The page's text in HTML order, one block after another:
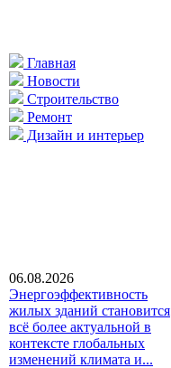
Главная
Новости
Строительство
Ремонт
Дизайн и интерьер
06.08.2026
Энергоэффективность
жилых зданий становится
всё более актуальной в
контексте глобальных
изменений климата и...